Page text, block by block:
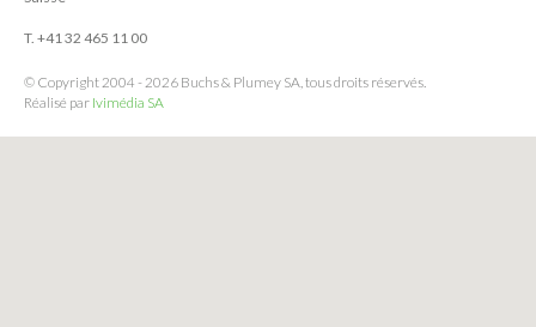
T. +41 32 465 11 00
© Copyright 2004 - 2026 Buchs & Plumey SA, tous droits réservés.
Réalisé par Ivimédia SA